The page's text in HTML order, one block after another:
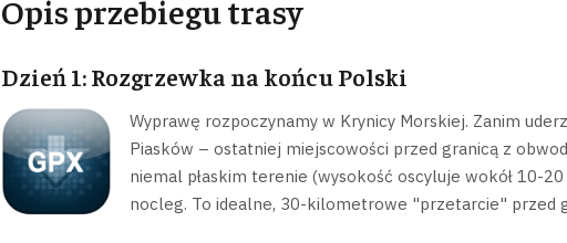
Opis przebiegu trasy
Dzień 1: Rozgrzewka na końcu Polski
Wyprawę rozpoczynamy w Krynicy Morskiej. Zanim
Piasków – ostatniej miejscowości przed granicą z
niemal płaskim terenie (wysokość oscyluje wokół 10-
nocleg. To idealne, 30-kilometrowe "przetarcie" przed